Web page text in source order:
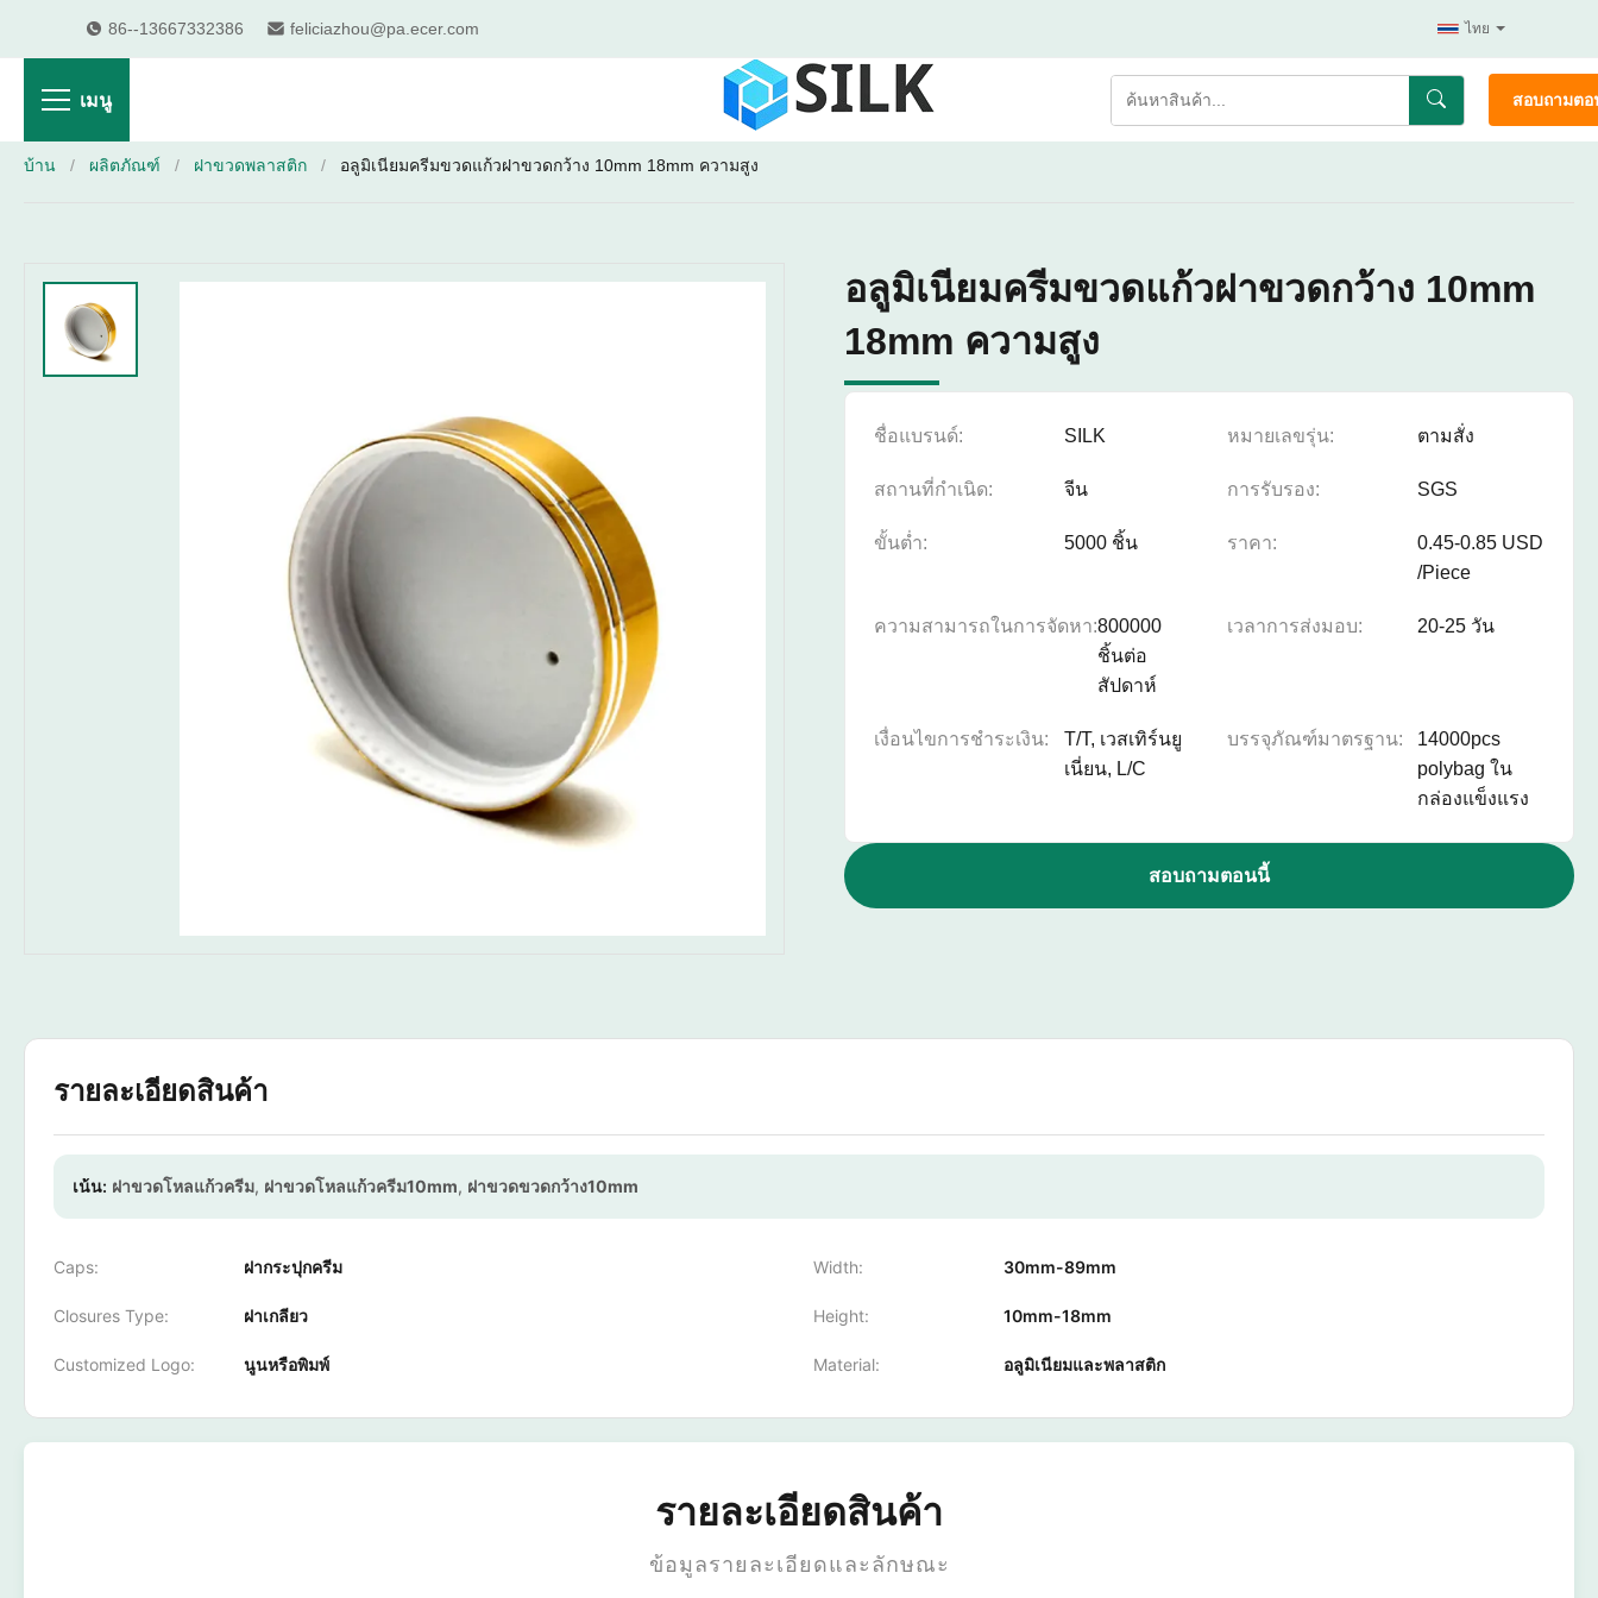
86--13667332386 feliciazhou@pa.ecer.com ไทย
เมนู สอบถามต
บ้าน / ผลิตภัณฑ์ / ฝาขวดพลาสติก / อลูมิเนียมครีมขวดแก้วฝาขวดกว้าง 10mm 18mm ความสูง
อลูมิเนียมครีมขวดแก้วฝาขวดกว้าง 10mm
18mm ความสูง
ชื่อแบรนด์: SILK หมายเลขรุ่น: ตามสั่ง
สถานที่กำเนิด: จีน การรับรอง: SGS
ขั้นต่ำ: 5000 ชิ้น ราคา:
0.45-0.85 USD
/Piece
ความสามารถในการจัดหา:800000
ชิ้นต่อ
สัปดาห์
เวลาการส่งมอบ: 20-25 วัน
เงื่อนไขการชำระเงิน:
T/T, เวสเทิร์นยู
เนี่ยน, L/C
บรรจุภัณฑ์มาตรฐาน:
14000pcs
polybag ใน
กล่องแข็งแรง
สอบถามตอนนี้
รายละเอียดสินค้า
เน้น: ฝาขวดโหลแก้วครีม, ฝาขวดโหลแก้วครีม10mm, ฝาขวดขวดกว้าง10mm
Caps: ฝากระปุกครีม Width: 30mm-89mm
Closures Type: ฝาเกลียว Height: 10mm-18mm
Customized Logo: นูนหรือพิมพ์ Material: อลูมิเนียมและพลาสติก
รายละเอียดสินค้า
ข้อมูลรายละเอียดและลักษณะ